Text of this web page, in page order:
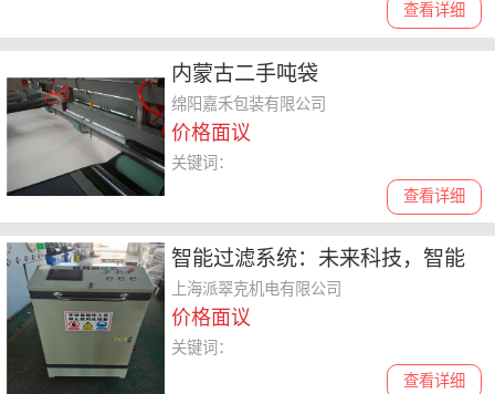
查看详细
内蒙古二手吨袋
绵阳嘉禾包装有限公司
价格面议
查看详细
关键词：
智能过滤系统：未来科技，智能
守护
上海派翠克机电有限公司
价格面议
查看详细
关键词：